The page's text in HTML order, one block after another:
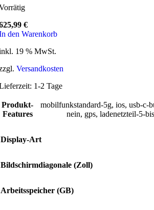
€
den Warenkorb
19 % MwSt.
Versandkosten
1-2 Tage
Produkt-
Features
mobilfunkstandard-5g, ios, usb-c-
nein, gps, ladenetzteil-5-
Display-Art
Bildschirmdiagonale (Zoll)
Arbeitsspeicher (GB)